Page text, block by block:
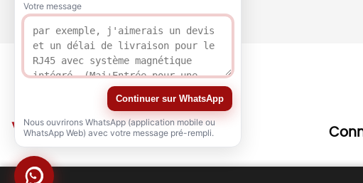
Votre message
Continuer sur WhatsApp
Nous ouvrirons WhatsApp (application mobile ou
WhatsApp Web) avec votre message pré-rempli.